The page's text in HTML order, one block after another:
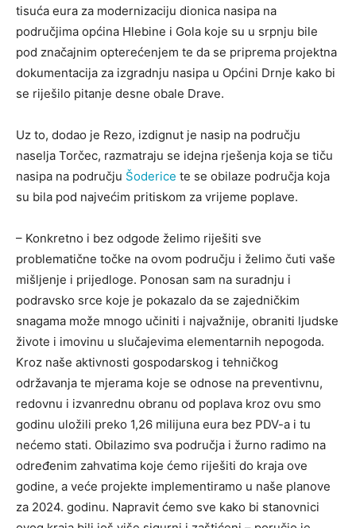
tisuća eura za modernizaciju dionica nasipa na
područjima općina Hlebine i Gola koje su u srpnju bile
pod značajnim opterećenjem te da se priprema projektna
dokumentacija za izgradnju nasipa u Općini Drnje kako bi
se riješilo pitanje desne obale Drave.
Uz to, dodao je Rezo, izdignut je nasip na području
naselja Torčec, razmatraju se idejna rješenja koja se tiču
nasipa na području Šoderice te se obilaze područja koja
su bila pod najvećim pritiskom za vrijeme poplave.
– Konkretno i bez odgode želimo riješiti sve
problematične točke na ovom području i želimo čuti vaše
mišljenje i prijedloge. Ponosan sam na suradnju i
podravsko srce koje je pokazalo da se zajedničkim
snagama može mnogo učiniti i najvažnije, obraniti ljudske
živote i imovinu u slučajevima elementarnih nepogoda.
Kroz naše aktivnosti gospodarskog i tehničkog
održavanja te mjerama koje se odnose na preventivnu,
redovnu i izvanrednu obranu od poplava kroz ovu smo
godinu uložili preko 1,26 milijuna eura bez PDV-a i tu
nećemo stati. Obilazimo sva područja i žurno radimo na
određenim zahvatima koje ćemo riješiti do kraja ove
godine, a veće projekte implementiramo u naše planove
za 2024. godinu. Napravit ćemo sve kako bi stanovnici